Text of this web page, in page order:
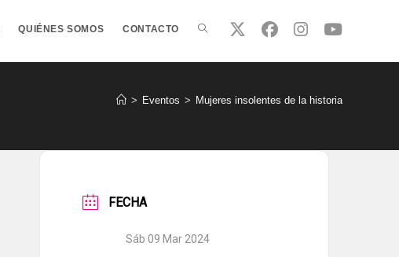
QUIÉNES SOMOS CONTACTO ALTERNAR
> Eventos > Mujeres insolentes de la historia
FECHA
Sáb 09 Mar 2024